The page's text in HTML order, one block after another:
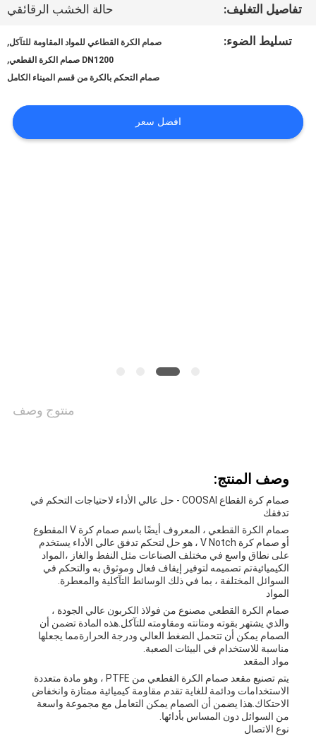
مراقبة
الجودة
بنا
تفاصيل التغليف: حالة الخشب الرقائقي
تسليط الضوء: صمام الكرة القطاعي للمواد المقاومة للتآكل,
DN1200 صمام الكرة القطعي ,
صمام التحكم بالكرة من قسم الميناء الكامل
افضل سعر
منتوج وصف
وصف المنتج:
صمام كرة القطاع COOSAI - حل عالي الأداء لاحتياجات التحكم في
تدفقك
صمام الكرة القطعي ، المعروف أيضًا باسم صمام كرة V المقطوع
أو صمام كرة V Notch ، هو حل لتحكم تدفق عالي الأداء يستخدم
على نطاق واسع في مختلف الصناعات مثل النفط والغاز ،المواد
الكيميائيةتم تصميمه لتوفير إيقاف فعال وموثوق به والتحكم في
السوائل المختلفة ، بما في ذلك الوسائط التآكلية والمعطرة.
المواد
صمام الكرة القطعي مصنوع من فولاذ الكربون عالي الجودة ،
والذي يشتهر بقوته ومتانته ومقاومته للتآكل.هذه المادة تضمن أن
الصمام يمكن أن تتحمل الضغط العالي ودرجة الحرارةمما يجعلها
مناسبة للاستخدام في البيئات الصعبة.
مواد المقعد
يتم تصنيع مقعد صمام الكرة القطعي من PTFE ، وهو مادة متعددة
الاستخدامات ودائمة للغاية تقدم مقاومة كيميائية ممتازة وانخفاض
الاحتكاك.هذا يضمن أن الصمام يمكن التعامل مع مجموعة واسعة
من السوائل دون المساس بأدائها.
نوع الاتصال